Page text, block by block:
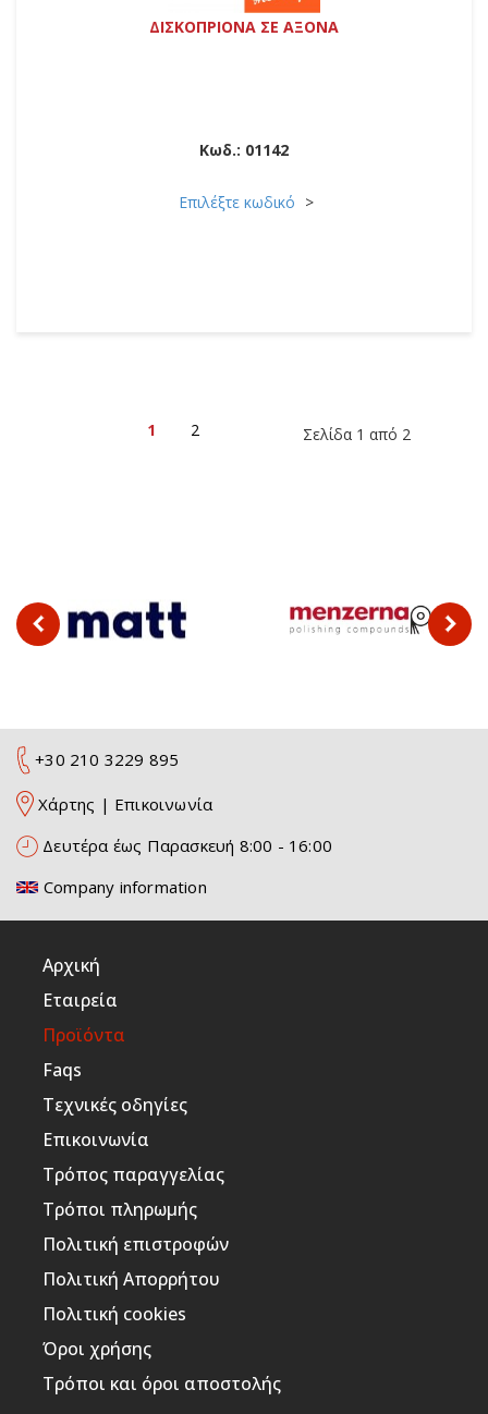
ΔΙΣΚΟΠΡΙΟΝΑ ΣΕ ΑΞΟΝΑ
Κωδ.: 01142
Επιλέξτε κωδικό
1 2 Σελίδα 1 από 2
+30 210 3229 895
Χάρτης | Επικοινωνία
Δευτέρα έως Παρασκευή 8:00 - 16:00
Company information
Αρχική
Εταιρεία
Προϊόντα
Faqs
Τεχνικές οδηγίες
Επικοινωνία
Τρόπος παραγγελίας
Τρόποι πληρωμής
Πολιτική επιστροφών
Πολιτική Απορρήτου
Πολιτική cookies
Όροι χρήσης
Τρόποι και όροι αποστολής